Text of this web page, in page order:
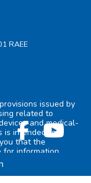
RAEE
issued by
related to
and medical-
is intended for
that the
for information
them.